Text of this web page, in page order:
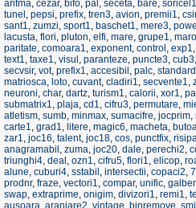
aritma, cezar, bifo, pal , seceta, bare, soricel1
tunel , pepsi, prefix, tren3, avion, premii1, csir
sant1, zumzi, sport1, baschet1, mere3,
lacusta, flori, pluton, elfi, mare, grupe1,
paritate, comoara1, exponent, control , exp1,
text1, taxe1, visul , paranteze, puncte3, cub3,
secvsir, vot, prefix1, accesibil , palc, standard
matriosca, loto, cuvant, cladiri1, secvente1,
neuroni, char, dartz, turism1, calorii, xor1,
submatrix1, plaja, cd1, cifru3, permutare,
atletism, sumb, minmax, sumacifre, jocprim,
carte1, grad1, litere, magic6, macheta,
zar1, joc16, talent, joc18, cos, punctfix,
anagramabil , zuma, joc20, dale, perechi2,
triunghi4, deal , ozn1, cifru5, flori1, elicop,
alune, cuburi4, sstabil , intersectii, copaci2,
prodnr, fraze, vectori1, compar, unific,
swap, extraprime, onigim, divizori1, remi1,
ausoara aranjare2 vintage binremove